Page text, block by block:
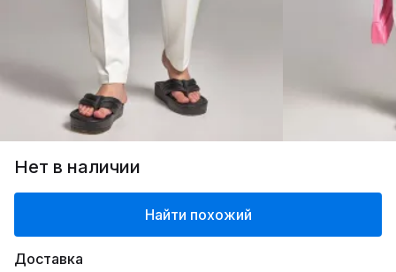
Нет в наличии
Найти похожий
Доставка